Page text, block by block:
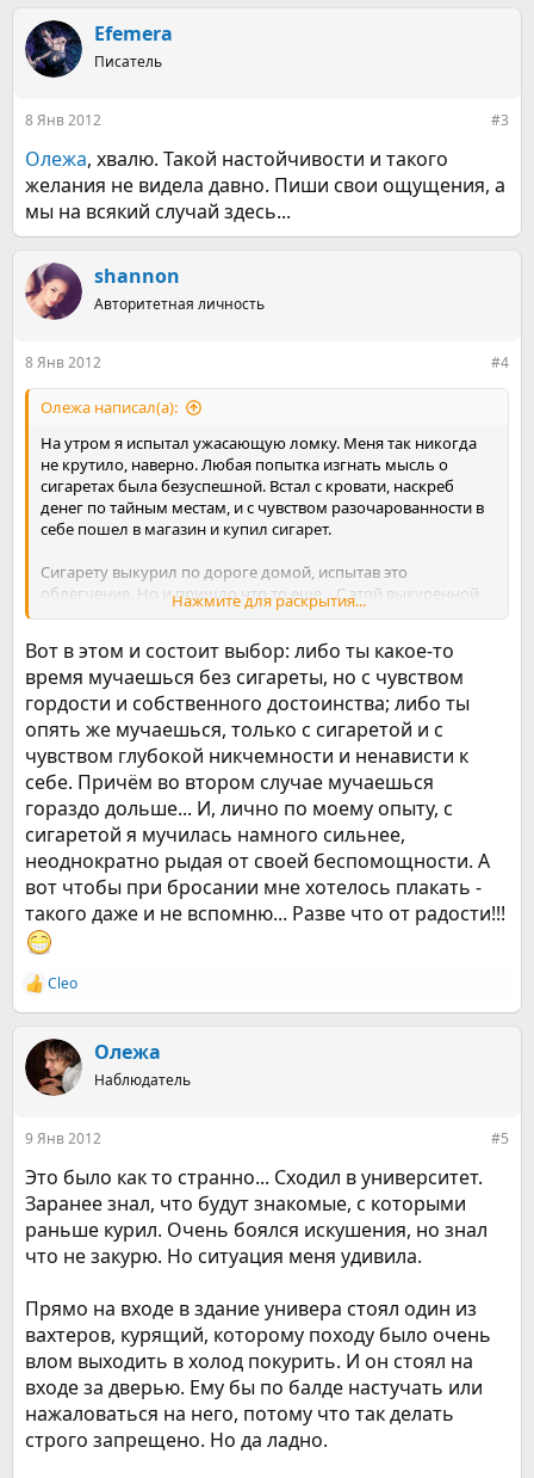
к
ц
и
Efemera
Писатель
8 Янв 2012 #3
Олежа, хвалю. Такой настойчивости и такого
желания не видела давно. Пиши свои ощущения, а
мы на всякий случай здесь...
shannon
Авторитетная личность
8 Янв 2012 #4
Олежа написал(а):
На утром я испытал ужасающую ломку. Меня так никогда
не крутило, наверно. Любая попытка изгнать мысль о
сигаретах была безуспешной. Встал с кровати, наскреб
денег по тайным местам, и с чувством разочарованности в
себе пошел в магазин и купил сигарет.
Сигарету выкурил по дороге домой, испытав это
облегчение. Но и пришло что то еще... С этой выкуренной
сигаретой и выкурил какое то чувство уверенности.
Нажмите для раскрытия...
Вот в этом и состоит выбор: либо ты какое-то
время мучаешься без сигареты, но с чувством
гордости и собственного достоинства; либо ты
опять же мучаешься, только с сигаретой и с
чувством глубокой никчемности и ненависти к
себе. Причём во втором случае мучаешься
гораздо дольше... И, лично по моему опыту, с
сигаретой я мучилась намного сильнее,
неоднократно рыдая от своей беспомощности. А
вот чтобы при бросании мне хотелось плакать -
такого даже и не вспомню... Разве что от радости!!!
Р
е
к
ц
и
Cleo
Олежа
Наблюдатель
9 Янв 2012 #5
Это было как то странно... Сходил в университет.
Заранее знал, что будут знакомые, с которыми
раньше курил. Очень боялся искушения, но знал
что не закурю. Но ситуация меня удивила.
Прямо на входе в здание универа стоял один из
вахтеров, курящий, которому походу было очень
влом выходить в холод покурить. И он стоял на
входе за дверью. Ему бы по балде настучать или
нажаловаться на него, потому что так делать
строго запрещено. Но да ладно.